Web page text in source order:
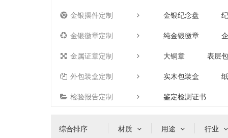
金银摆件定制
金银纪念盘
金银徽章定制
纯金银徽章
金属证章定制
大铜章
表层
外包装盒定制
实木包装盒
检验报告定制
鉴定检测证书
综合排序 材质 用途 行业